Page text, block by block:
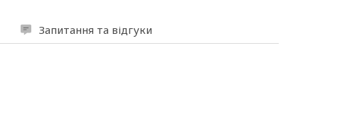
Запитання та відгуки